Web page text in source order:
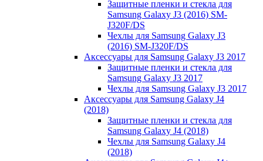
Защитные пленки и стекла для
Samsung Galaxy J3 (2016) SM-
J320F/DS
Чехлы для Samsung Galaxy J3
(2016) SM-J320F/DS
Аксессуары для Samsung Galaxy J3 2017
Защитные пленки и стекла для
Samsung Galaxy J3 2017
Чехлы для Samsung Galaxy J3 2017
Аксессуары для Samsung Galaxy J4
(2018)
Защитные пленки и стекла для
Samsung Galaxy J4 (2018)
Чехлы для Samsung Galaxy J4
(2018)